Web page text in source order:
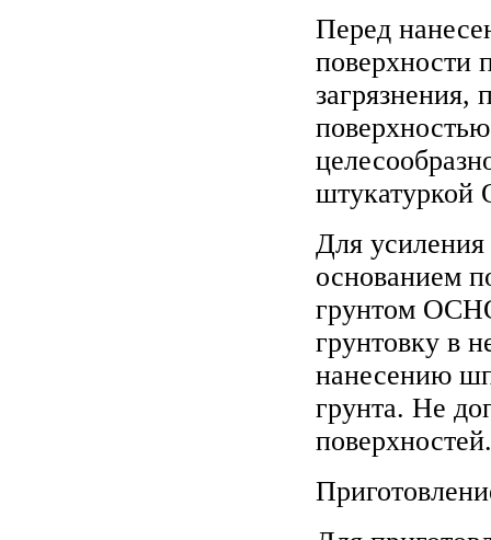
Перед
поверхности
загрязнения,
Для
основанием
грунтом
грунтовку в
нанесению
грунта. Не
поверхностей.